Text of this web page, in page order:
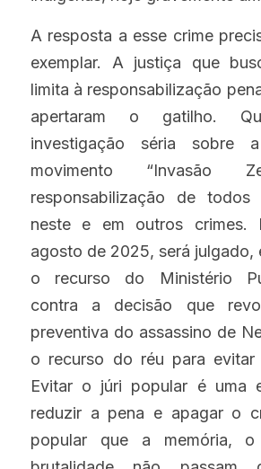
A resposta a esse crime
exemplar. A justiça que
limita à responsabilização
apertaram o gatilho.
investigação séria sobre
movimento
responsabilização de todos
neste e em outros
agosto de 2025, será julgado,
o recurso do Ministério
contra a decisão que
preventiva do assassino de
o recurso do réu para evitar
Evitar o júri popular é uma
reduzir a pena e apagar o
popular que a memória,